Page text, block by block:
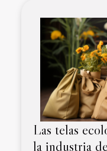
Las telas
la industria